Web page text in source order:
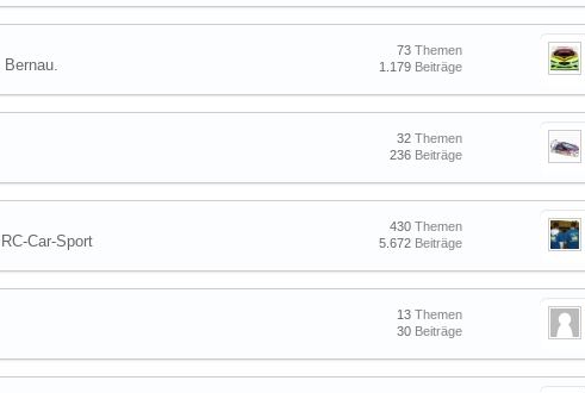
Themen
73
Beiträge
1.179
Themen
32
Beiträge
236
Car-Sport
Themen
430
Beiträge
5.672
Themen
13
Beiträge
30